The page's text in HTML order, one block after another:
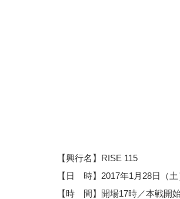
【興行名】RISE 115
【日 時】2017年1月28日（土
【時 間】開場17時／本戦開